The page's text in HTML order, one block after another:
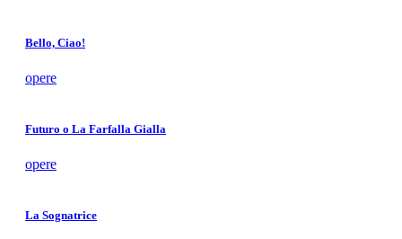
Bello, Ciao!
opere
Futuro o La Farfalla Gialla
opere
La Sognatrice